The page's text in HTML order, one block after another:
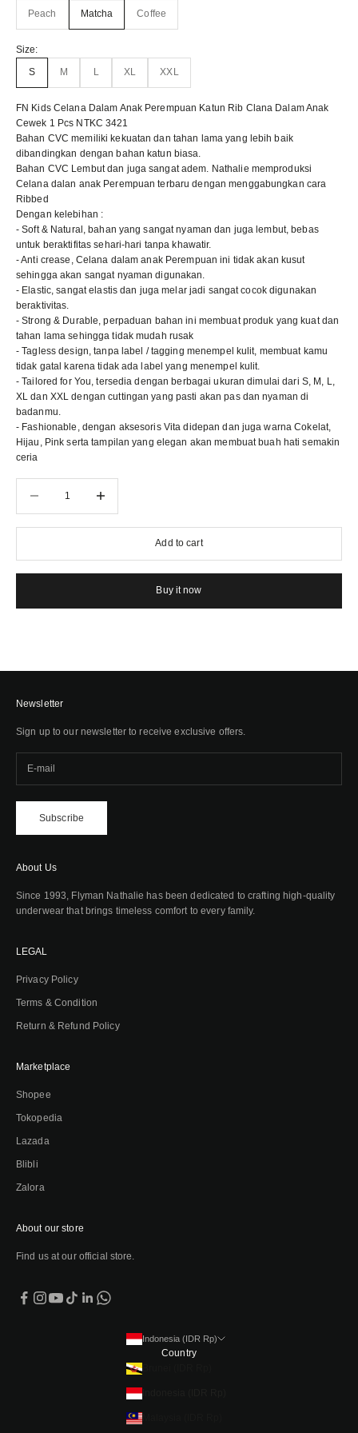
Peach Matcha Coffee
Size:
S M L XL XXL
FN Kids Celana Dalam Anak Perempuan Katun Rib Clana Dalam Anak
Cewek 1 Pcs NTKC 3421
Bahan CVC memiliki kekuatan dan tahan lama yang lebih baik
dibandingkan dengan bahan katun biasa.
Bahan CVC Lembut dan juga sangat adem. Nathalie memproduksi
Celana dalan anak Perempuan terbaru dengan menggabungkan cara
Ribbed
Dengan kelebihan :
- Soft & Natural, bahan yang sangat nyaman dan juga lembut, bebas
untuk beraktifitas sehari-hari tanpa khawatir.
- Anti crease, Celana dalam anak Perempuan ini tidak akan kusut
sehingga akan sangat nyaman digunakan.
- Elastic, sangat elastis dan juga melar jadi sangat cocok digunakan
beraktivitas.
- Strong & Durable, perpaduan bahan ini membuat produk yang kuat dan
tahan lama sehingga tidak mudah rusak
- Tagless design, tanpa label / tagging menempel kulit, membuat kamu
tidak gatal karena tidak ada label yang menempel kulit.
- Tailored for You, tersedia dengan berbagai ukuran dimulai dari S, M, L,
XL dan XXL dengan cuttingan yang pasti akan pas dan nyaman di
badanmu.
- Fashionable, dengan aksesoris Vita didepan dan juga warna Cokelat,
Hijau, Pink serta tampilan yang elegan akan membuat buah hati semakin
ceria
Add to cart
Buy it now
Newsletter
Sign up to our newsletter to receive exclusive offers.
Subscribe
About Us
Since 1993, Flyman Nathalie has been dedicated to crafting high-quality
underwear that brings timeless comfort to every family.
LEGAL
Privacy Policy
Terms & Condition
Return & Refund Policy
Marketplace
Shopee
Tokopedia
Lazada
Blibli
Zalora
About our store
Find us at our official store.
Indonesia (IDR Rp)
Country